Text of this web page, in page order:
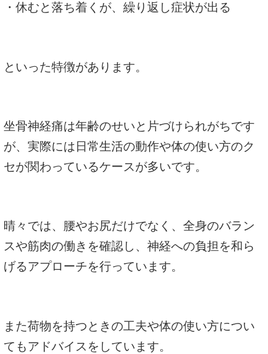
・休むと落ち着くが、繰り返し症状が出る
といった特徴があります。
坐骨神経痛は年齢のせいと片づけられがちです
が、実際には日常生活の動作や体の使い方のク
セが関わっているケースが多いです。
晴々では、腰やお尻だけでなく、全身のバラン
スや筋肉の働きを確認し、神経への負担を和ら
げるアプローチを行っています。
また荷物を持つときの工夫や体の使い方につい
てもアドバイスをしています。